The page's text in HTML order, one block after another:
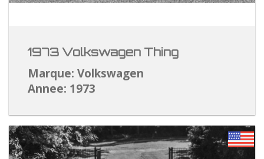
1973 Volkswagen Thing
Marque: Volkswagen
Annee: 1973